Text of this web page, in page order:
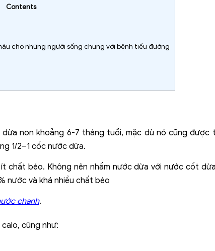
Contents
cho những người sống chung với bệnh tiểu đường
non khoảng 6-7 tháng tuổi, mặc dù nó cũng
1/2–1 cốc nước dừa.
chất béo. Không nên nhầm nước dừa với nước cốt
nước và khá nhiều chất béo
chanh.
cũng như: